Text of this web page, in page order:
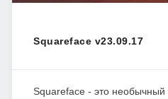
Squareface v23.09.17
Squareface - это